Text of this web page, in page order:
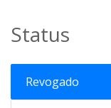
Status
Revogado